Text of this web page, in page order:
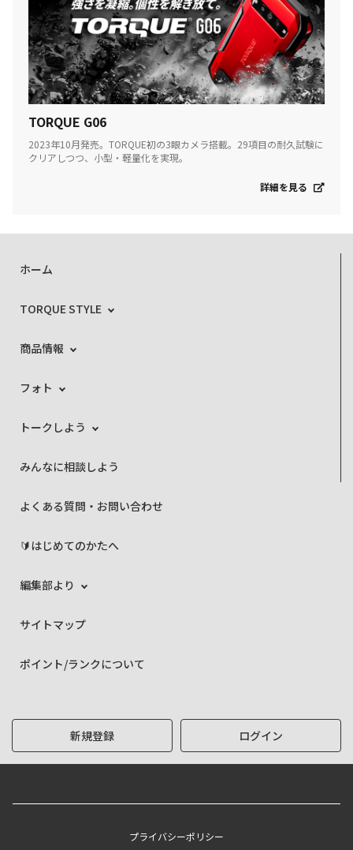
TORQUE G06
2023年10月発売。TORQUE初の3眼カメラ搭載。29項目の耐久試験に
クリアしつつ、小型・軽量化を実現。
詳細を見る
ホーム
TORQUE STYLE
商品情報
フォト
トークしよう
みんなに相談しよう
よくある質問・お問い合わせ
🔰はじめてのかたへ
編集部より
サイトマップ
ポイント/ランクについて
新規登録 ログイン
プライバシーポリシー